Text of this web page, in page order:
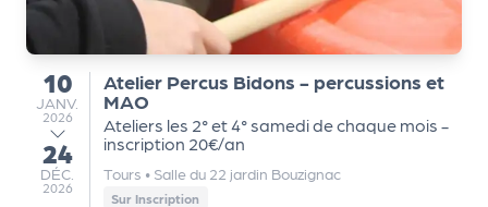
du
10
JANVIER
JANV.
2026
au
24
DÉCEMBRE
DÉC.
2026
Atelier Percus Bidons - percussions et
MAO
Ateliers les 2° et 4° samedi de chaque mois -
inscription 20€/an
Tours • Salle du 22 jardin Bouzignac
Sur Inscription
è
n
e
m
e